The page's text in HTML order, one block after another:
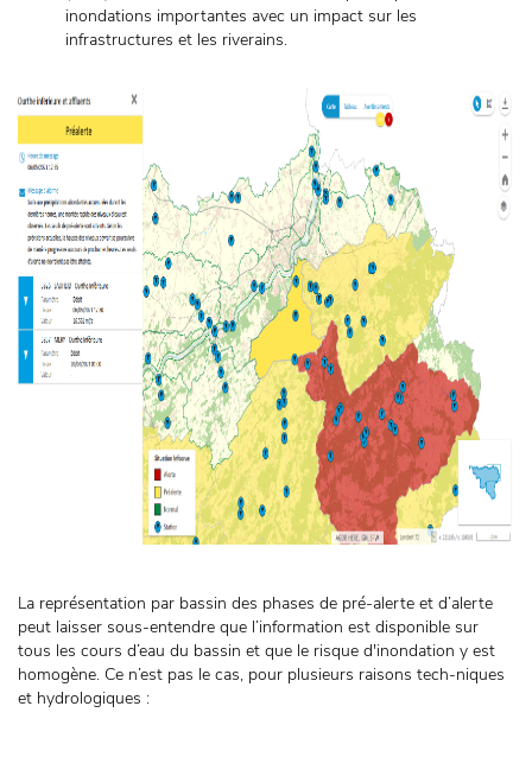
inondations importantes avec un impact sur les
infrastructures et les riverains.
La représentation par bassin des phases de pré-alerte et d’alerte
peut laisser sous-entendre que l’information est disponible sur
tous les cours d’eau du bassin et que le risque d'inondation y est
homogène. Ce n’est pas le cas, pour plusieurs raisons tech-niques
et hydrologiques :